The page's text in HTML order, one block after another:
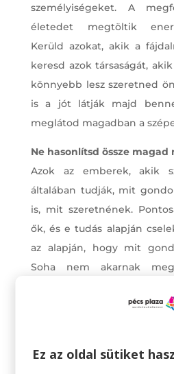
személyiségeket. A
életedet megtöltik
Kerüld azokat, akik a
keresd azok társaságát,
könnyebb lesz szeretned
is a jót látják majd
meglátod magadban a
Ne hasonlítsd össze magad
Azok az emberek, akik
általában tudják, mit
is, mit szeretnének.
ők, és e tudás alapján
az alapján, hogy mit
Soha nem akarnak
ember körülményei
hasonlítják maguk, mert
Ez az oldal sütiket